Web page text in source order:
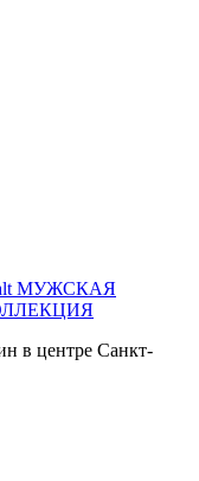
МУЖСКАЯ
в центре Санкт-